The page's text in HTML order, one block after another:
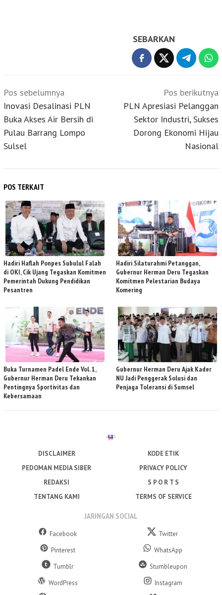
SEBARKAN
Navigasi
pos
Pos sebelumnya
Inovasi Desalinasi PLN
Buka Akses Air Bersih di
Pulau Barrang Lompo
Sulsel
Pos berikutnya
PLN Apresiasi Pelanggan
Sektor Industri, Sukses
Dorong Ekonomi Hijau
Nasional
POS TERKAIT
Hadiri Haflah Ponpes Subulul Falah
di OKI, Cik Ujang Tegaskan Komitmen
Pemerintah Dukung Pendidikan
Pesantren
Hadiri Silaturahmi Petanggan,
Gubernur Herman Deru Tegaskan
Komitmen Pelestarian Budaya
Komering
Buka Turnamen Padel Ende Vol. 1,
Gubernur Herman Deru Tekankan
Pentingnya Sportivitas dan
Kebersamaan
Gubernur Herman Deru Ajak Kader
NU Jadi Penggerak Solusi dan
Penjaga Toleransi di Sumsel
DISCLAIMER
KODE ETIK
PEDOMAN MEDIA SIBER
PRIVACY POLICY
REDAKSI
S P O R T S
TENTANG KAMI
TERMS OF SERVICE
JARINGAN SOCIAL
Facebook
Twitter
Pinterest
WhatsApp
Tumblr
Stumbleupon
WordPress
Instagram